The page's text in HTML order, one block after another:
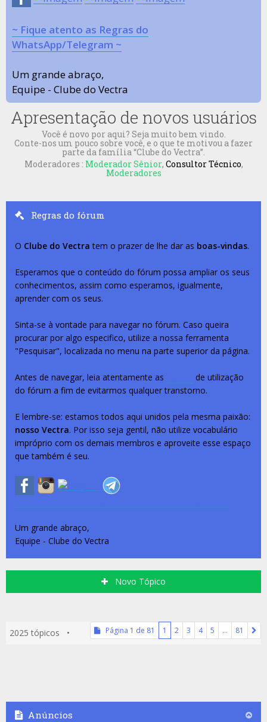
~ Fique atento as Regras do
WhatsApp/Telegram ~
Um grande abraço,
Equipe - Clube do Vectra
Apresentação de novos usuários
Você é novo por aqui? Seja muito bem vindo.
Conte-nos um pouco sobre você, e o que te motivou a fazer
parte da família “Clube do Vectra”.
Moderadores : Moderador Sênior, Consultor Técnico,
Moderadores
Regras do fórum
O Clube do Vectra tem o prazer de lhe dar as boas-vindas.
Esperamos que o conteúdo do fórum possa ampliar os seus
conhecimentos, assim como esperamos, igualmente,
aprender com os seus.
Sinta-se à vontade para navegar no fórum. Caso queira
procurar por algo especifico, utilize a nossa ferramenta
"Pesquisar", localizada no menu na parte superior da página.
Antes de navegar, leia atentamente as
de utilização
do fórum a fim de evitarmos qualquer transtorno.
E lembre-se: estamos todos aqui unidos pela mesma paixão:
nosso Vectra. Por isso seja gentil, não utilize vocabulário
impróprio com os demais membros e aproveite esse espaço
que também é seu.
Um grande abraço,
Equipe - Clube do Vectra
Novo Tópico
2025 tópicos • Página 1 de 81 1 2 3 4 5 … 81
Anúncios